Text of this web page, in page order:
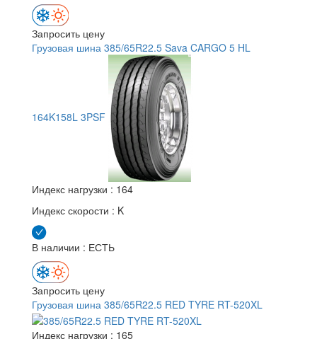
Запросить цену
Грузовая шина 385/65R22.5 Sava CARGO 5 HL
164K158L 3PSF
Индекс нагрузки : 164
Индекс скорости : K
В наличии : ЕСТЬ
Запросить цену
Грузовая шина 385/65R22.5 RED TYRE RT-520XL
Индекс нагрузки : 165